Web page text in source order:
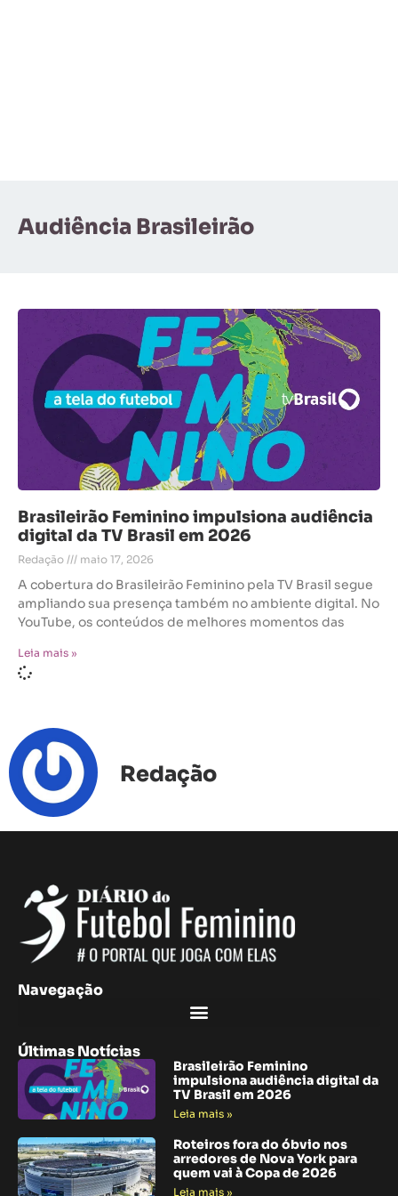
Audiência Brasileirão
Brasileirão Feminino impulsiona audiência
digital da TV Brasil em 2026
Redação maio 17, 2026
A cobertura do Brasileirão Feminino pela TV Brasil segue
ampliando sua presença também no ambiente digital. No
YouTube, os conteúdos de melhores momentos das
Leia mais »
Redação
Navegação
Últimas Notícias
Brasileirão Feminino
impulsiona audiência digital da
TV Brasil em 2026
Leia mais »
Roteiros fora do óbvio nos
arredores de Nova York para
quem vai à Copa de 2026
Leia mais »